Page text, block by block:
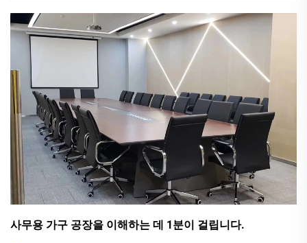
지를 제거할 수 있습니다...
사무용 가구 공장을 이해하는 데 1분이 걸립니다.